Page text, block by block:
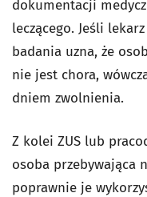
dokumentacji
leczącego. Jeśli
badania uzna, że
nie jest chora,
dniem zwolnienia.
Z kolei ZUS lub
osoba przebywająca
poprawnie je